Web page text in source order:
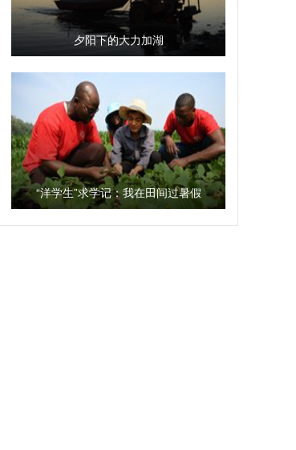
夕阳下的大力加湖
“洋学生”求学记：我在田间过暑假